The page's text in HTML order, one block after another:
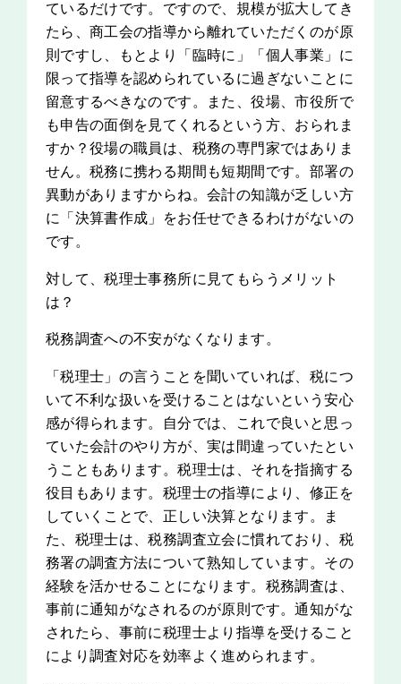
ているだけです。ですので、規模が拡大してき
たら、商工会の指導から離れていただくのが原
則ですし、もとより「臨時に」「個人事業」に
限って指導を認められているに過ぎないことに
留意するべきなのです。また、役場、市役所で
も申告の面倒を見てくれるという方、おられま
すか？役場の職員は、税務の専門家ではありま
せん。税務に携わる期間も短期間です。部署の
異動がありますからね。会計の知識が乏しい方
に「決算書作成」をお任せできるわけがないの
です。
対して、税理士事務所に見てもらうメリット
は？
税務調査への不安がなくなります。
「税理士」の言うことを聞いていれば、税につ
いて不利な扱いを受けることはないという安心
感が得られます。自分では、これで良いと思っ
ていた会計のやり方が、実は間違っていたとい
うこともあります。税理士は、それを指摘する
役目もあります。税理士の指導により、修正を
していくことで、正しい決算となります。ま
た、税理士は、税務調査立会に慣れており、税
務署の調査方法について熟知しています。その
経験を活かせることになります。税務調査は、
事前に通知がなされるのが原則です。通知がな
されたら、事前に税理士より指導を受けること
により調査対応を効率よく進められます。